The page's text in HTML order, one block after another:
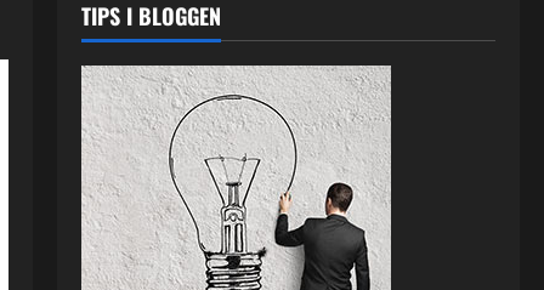
TIPS I BLOGGEN